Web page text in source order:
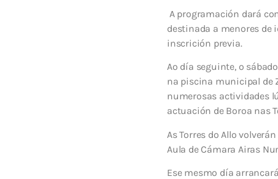
A programación dará
destinada a menores de
inscrición previa.
Ao día seguinte, o
na piscina municipal de
numerosas actividades
actuación de Boroa nas
As Torres do Allo
Aula de Cámara Airas
Ese mesmo día